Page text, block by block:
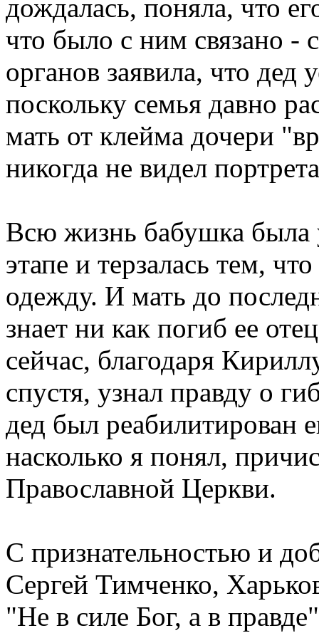
дождалась, поняла, что
что было с ним связано -
органов заявила, что дед
поскольку семья давно
мать от клейма дочери
никогда не видел
Всю жизнь бабушка была
этапе и терзалась тем,
одежду. И мать до
знает ни как погиб ее
сейчас, благодаря
спустя, узнал правду о
дед был реабилитирован
насколько я понял,
Православной Церкви.
С признательностью и
Сергей Тимченко,
"Не в силе Бог, а в